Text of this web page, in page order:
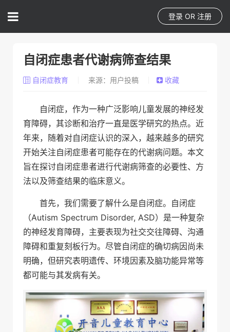
登录 OR 注册
自闭症患者代谢病筛查结果
自闭症教育 来源：用户投稿 收藏
自闭症，作为一种广泛影响儿童发展的神经发
育障碍，其诊断和治疗一直是医学研究的热点。近
年来，随着对自闭症认识的深入，越来越多的研究
开始关注自闭症患者可能存在的代谢病问题。本文
旨在探讨自闭症患者进行代谢病筛查的必要性、方
法以及筛查结果的临床意义。
首先，我们需要了解什么是自闭症。自闭症
（Autism Spectrum Disorder, ASD）是一种复杂
的神经发育障碍，主要表现为社交交往障碍、沟通
障碍和重复刻板行为。尽管自闭症的确切病因尚未
明确，但研究表明遗传、环境因素及脑功能异常等
都可能与其发病有关。